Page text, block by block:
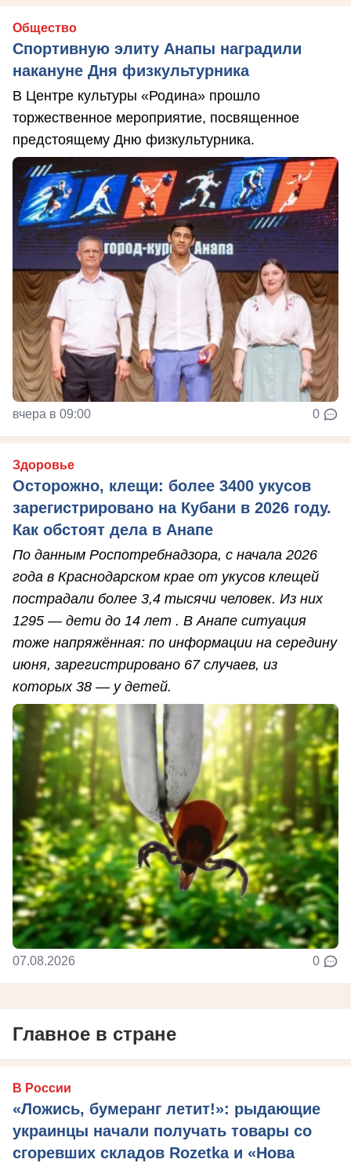
Общество
Спортивную элиту Анапы наградили
накануне Дня физкультурника
В Центре культуры «Родина» прошло
торжественное мероприятие, посвященное
предстоящему Дню физкультурника.
вчера в 09:00 0
Здоровье
Осторожно, клещи: более 3400 укусов
зарегистрировано на Кубани в 2026 году.
Как обстоят дела в Анапе
По данным Роспотребнадзора, с начала 2026
года в Краснодарском крае от укусов клещей
пострадали более 3,4 тысячи человек. Из них
1295 — дети до 14 лет . В Анапе ситуация
тоже напряжённая: по информации на середину
июня, зарегистрировано 67 случаев, из
которых 38 — у детей.
07.08.2026 0
Главное в стране
В России
«Ложись, бумеранг летит!»: рыдающие
украинцы начали получать товары со
сгоревших складов Rozetka и «Нова